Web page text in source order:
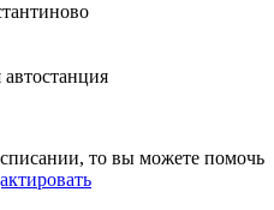
то вы можете помочь